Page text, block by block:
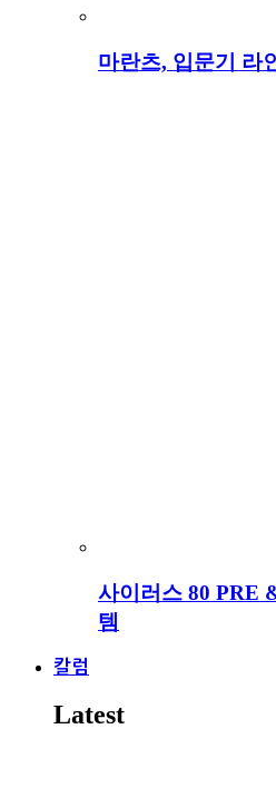
마란츠, 입문기 라
사이러스 80 PRE
템
칼럼
Latest